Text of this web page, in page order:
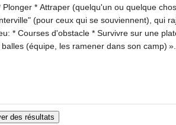
dans son camp) ». Puisqu’il n’y a que quelques résultats,